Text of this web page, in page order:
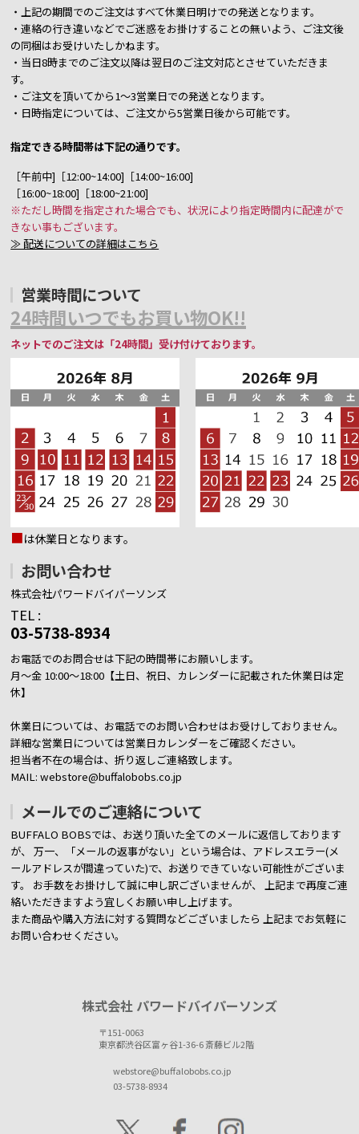
・上記の期間でのご注文はすべて休業日明けでの発送となります。
・連絡の行き違いなどでご迷惑をお掛けすることの無いよう、ご注文後
の同梱はお受けいたしかねます。
・当日8時までのご注文以降は翌日のご注文対応とさせていただきま
す。
・ご注文を頂いてから1～3営業日での発送となります。
・日時指定については、ご注文から5営業日後から可能です。
指定できる時間帯は下記の通りです。
［午前中]［12:00~14:00]［14:00~16:00]
［16:00~18:00]［18:00~21:00]
※ただし時間を指定された場合でも、状況により指定時間内に配達がで
きない事もございます。
≫ 配送についての詳細はこちら
営業時間について
24時間いつでもお買い物OK!!
ネットでのご注文は「24時間」受け付けております。
■は休業日となります。
お問い合わせ
株式会社パワードバイパーソンズ
TEL :
03-5738-8934
お電話でのお問合せは下記の時間帯にお願いします。
月～金 10:00～18:00【土日、祝日、カレンダーに記載された休業日は定
休】
休業日については、お電話でのお問い合わせはお受けしておりません。
詳細な営業日については営業日カレンダーをご確認ください。
担当者不在の場合は、折り返しご連絡致します。
MAIL: webstore@buffalobobs.co.jp
メールでのご連絡について
BUFFALO BOBSでは、お送り頂いた全てのメールに返信しております
が、 万一、「メールの返事がない」という場合は、アドレスエラー(メ
ールアドレスが間違っていた)で、お送りできていない可能性がございま
す。 お手数をお掛けして誠に申し訳ございませんが、 上記まで再度ご連
絡いただきますよう宜しくお願い申し上げます。
また商品や購入方法に対する質問などございましたら上記までお気軽に
お問い合わせください。
株式会社 パワードバイパーソンズ
〒151-0063
東京都渋谷区富ヶ谷1-36-6 斎藤ビル2階
webstore@buffalobobs.co.jp
03-5738-8934